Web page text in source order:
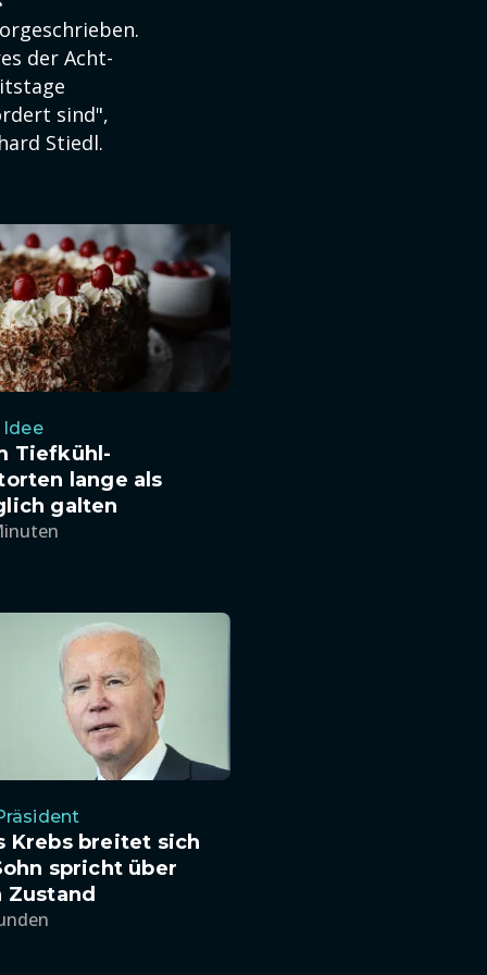
der Acht-
sind",
Stiedl.
Idee
Tiefkühl-
lange als
galten
Krebs breitet sich
spricht über
Zustand